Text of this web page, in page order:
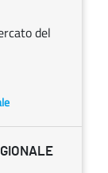
del